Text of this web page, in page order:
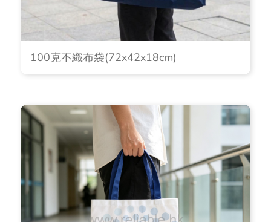
100克不織布袋(72x42x18cm)